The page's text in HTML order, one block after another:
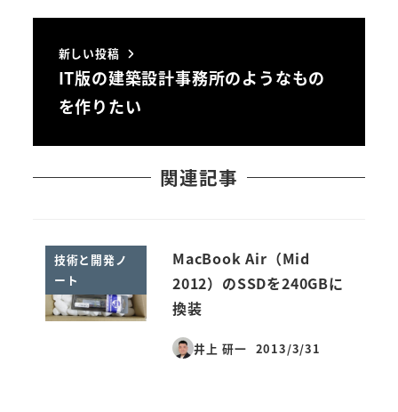
新しい投稿
IT版の建築設計事務所のようなもの
を作りたい
関連記事
技術と開発ノ
ート
MacBook Air（Mid
2012）のSSDを240GBに
換装
井上 研一
投稿日
2013/3/31